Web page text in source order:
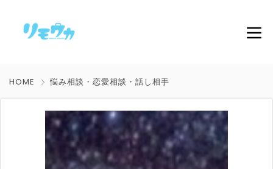
HOME 悩み相談・恋愛相談・話し相手